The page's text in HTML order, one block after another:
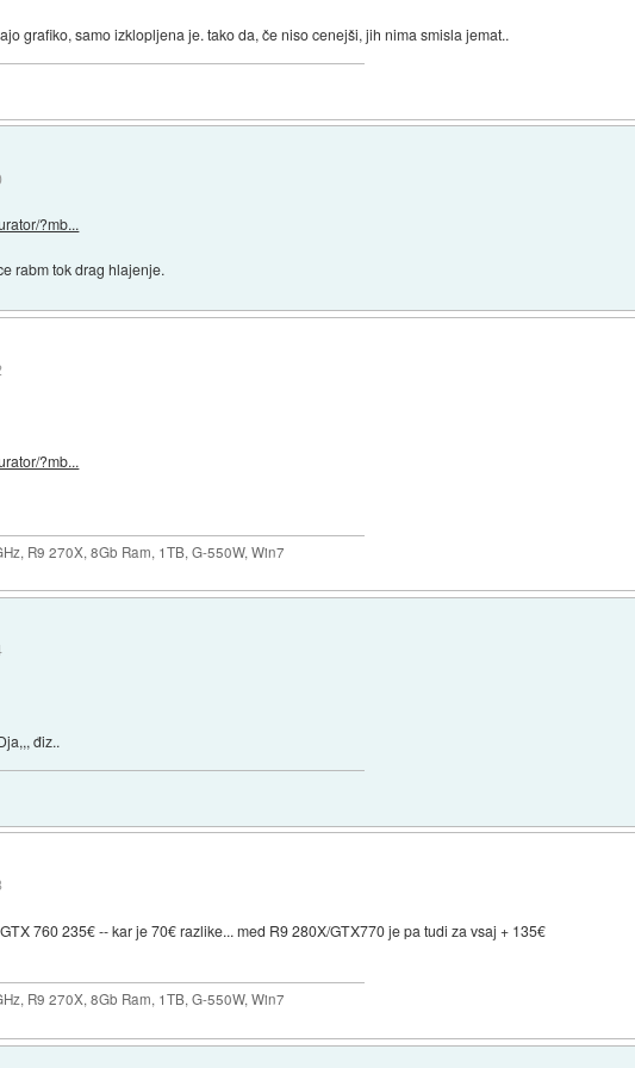
grafiko, samo izklopljena je. tako da, če niso cenejši, jih nima smisla jemat..
?mb...
rabm tok drag hlajenje.
?mb...
R9 270X, 8Gb Ram, 1TB, G-550W, Win7
điz..
760 235€ -- kar je 70€ razlike... med R9 280X/GTX770 je pa tudi za vsaj + 135€
R9 270X, 8Gb Ram, 1TB, G-550W, Win7